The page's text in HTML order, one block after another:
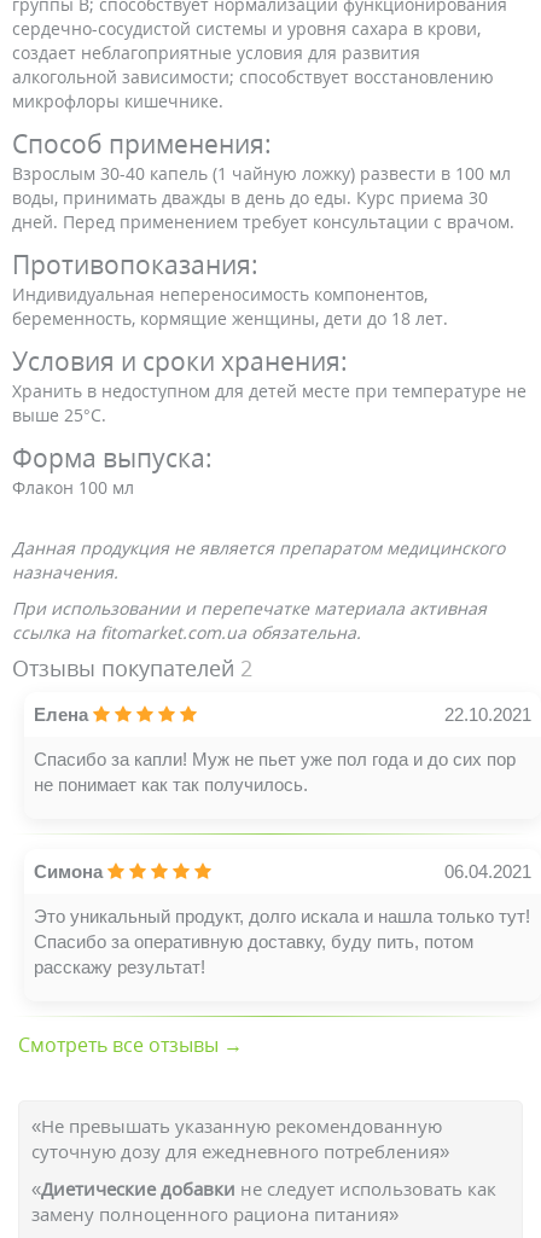
сердечно-сосудистой системы и уровня сахара в крови,
создает неблагоприятные условия для развития
алкогольной зависимости; способствует восстановлению
микрофлоры кишечнике.
Способ применения:
Взрослым 30-40 капель (1 чайную ложку) развести в 100 мл
воды, принимать дважды в день до еды. Курс приема 30
дней. Перед применением требует консультации с врачом.
Противопоказания:
Индивидуальная непереносимость компонентов,
беременность, кормящие женщины, дети до 18 лет.
Условия и сроки хранения:
Хранить в недоступном для детей месте при температуре не
выше 25°С.
Форма выпуска:
Флакон 100 мл
Данная продукция не является препаратом медицинского
назначения.
При использовании и перепечатке материала активная
ссылка на fitomarket.com.ua обязательна.
Отзывы покупателей 2
Елена 22.10.2021
Спасибо за капли! Муж не пьет уже пол года и до сих пор
не понимает как так получилось.
Симона 06.04.2021
Это уникальный продукт, долго искала и нашла только тут!
Спасибо за оперативную доставку, буду пить, потом
расскажу результат!
Смотреть все отзывы →
«Не превышать указанную рекомендованную
суточную дозу для ежедневного потребления»
«Диетические добавки не следует использовать как
замену полноценного рациона питания»